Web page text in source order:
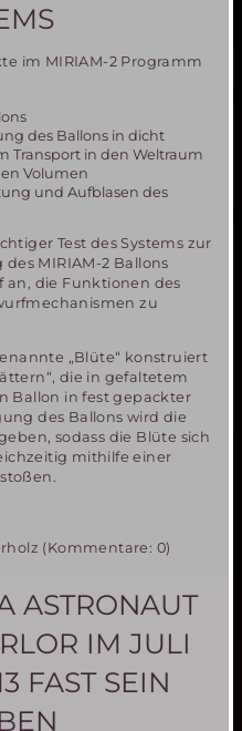
im MIRIAM-2 Programm
des Ballons in dicht
Transport in den Weltraum
Volumen
und Aufblasen des
Test des Systems zur
MIRIAM-2 Ballons
an, die Funktionen des
zu
„Blüte“ konstruiert
die in gefaltetem
Ballon in fest gepackter
des Ballons wird die
sodass die Blüte sich
mithilfe einer
(Kommentare: 0)
ASTRONAUT
IM JULI
FAST SEIN